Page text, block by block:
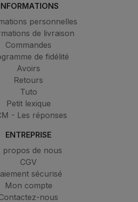
personnelles
de livraison
Commandes
de fidélité
Avoirs
Retours
Tuto
Petit lexique
- Les réponses
ENTREPRISE
propos de nous
CGV
sécurisé
Mon compte
nous